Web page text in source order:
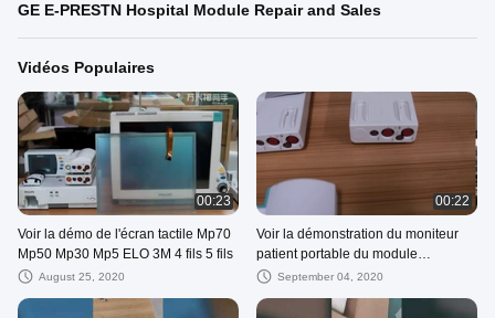
GE E-PRESTN Hospital Module Repair and Sales
Vidéos Populaires
00:23
Voir la démo de l'écran tactile Mp70
Mp50 Mp30 Mp5 ELO 3M 4 fils 5 fils
August 25, 2020
00:22
Voir la démonstration du moniteur
patient portable du module
Microstream CO2 du module
September 04, 2020